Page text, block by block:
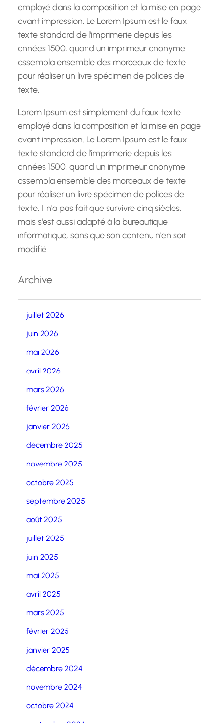
employé dans la composition et la mise en page
avant impression. Le Lorem Ipsum est le faux
texte standard de l'imprimerie depuis les
années 1500, quand un imprimeur anonyme
assembla ensemble des morceaux de texte
pour réaliser un livre spécimen de polices de
texte.
Lorem Ipsum est simplement du faux texte
employé dans la composition et la mise en page
avant impression. Le Lorem Ipsum est le faux
texte standard de l'imprimerie depuis les
années 1500, quand un imprimeur anonyme
assembla ensemble des morceaux de texte
pour réaliser un livre spécimen de polices de
texte. Il n'a pas fait que survivre cinq siècles,
mais s'est aussi adapté à la bureautique
informatique, sans que son contenu n'en soit
modifié.
Archive
juillet 2026
juin 2026
mai 2026
avril 2026
mars 2026
février 2026
janvier 2026
décembre 2025
novembre 2025
octobre 2025
septembre 2025
août 2025
juillet 2025
juin 2025
mai 2025
avril 2025
mars 2025
février 2025
janvier 2025
décembre 2024
novembre 2024
octobre 2024